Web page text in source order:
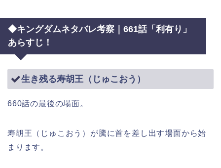
◆キングダムネタバレ考察｜661話「利有り」
あらすじ！
生き残る寿胡王（じゅこおう）
660話の最後の場面。
寿胡王（じゅこおう）が騰に首を差し出す場面から始
まります。